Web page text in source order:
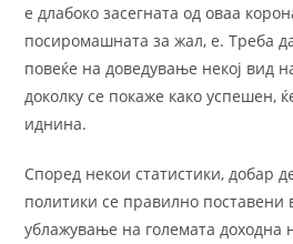
е длабоко засегната од оваа
посиромашната за жал, е. Треба
повеќе на доведување некој вид
доколку се покаже како успешен,
иднина.
Според некои статистики, добар
политики се правилно поставени
ублажување на големата доходна